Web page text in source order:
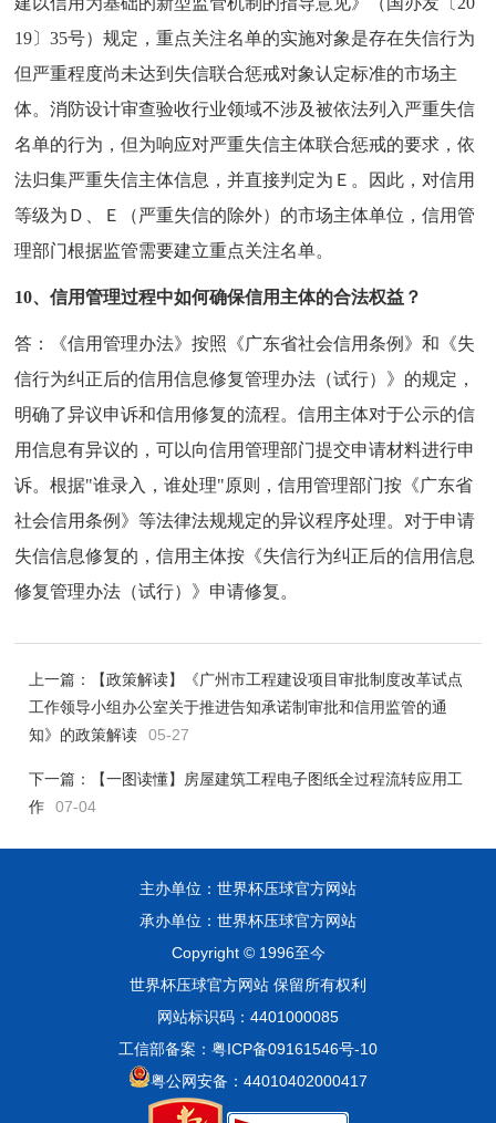
19〕35号）规定，重点关注名单的实施对象是存在失信行为
但严重程度尚未达到失信联合惩戒对象认定标准的市场主
体。消防设计审查验收行业领域不涉及被依法列入严重失信
名单的行为，但为响应对严重失信主体联合惩戒的要求，依
法归集严重失信主体信息，并直接判定为Ｅ。因此，对信用
等级为Ｄ、Ｅ（严重失信的除外）的市场主体单位，信用管
理部门根据监管需要建立重点关注名单。
10、信用管理过程中如何确保信用主体的合法权益？
答：《信用管理办法》按照《广东省社会信用条例》和《失
信行为纠正后的信用信息修复管理办法（试行）》的规定，
明确了异议申诉和信用修复的流程。信用主体对于公示的信
用信息有异议的，可以向信用管理部门提交申请材料进行申
诉。根据"谁录入，谁处理"原则，信用管理部门按《广东省
社会信用条例》等法律法规规定的异议程序处理。对于申请
失信信息修复的，信用主体按《失信行为纠正后的信用信息
修复管理办法（试行）》申请修复。
上一篇：
【政策解读】《广州市工程建设项目审批制度改革试点
工作领导小组办公室关于推进告知承诺制审批和信用监管的通
知》的政策解读
05-27
下一篇：
【一图读懂】房屋建筑工程电子图纸全过程流转应用工
作
07-04
主办单位：世界杯压球官方网站
承办单位：世界杯压球官方网站
Copyright © 1996至今
世界杯压球官方网站 保留所有权利
网站标识码：4401000085
工信部备案：粤ICP备09161546号-10
粤公网安备：44010402000417